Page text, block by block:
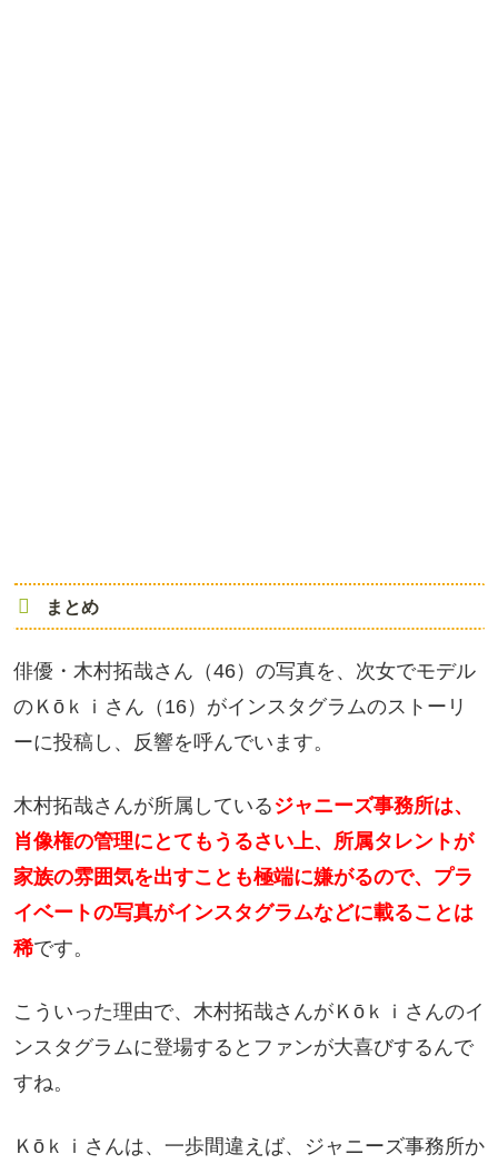
まとめ
俳優・木村拓哉さん（46）の写真を、次女でモデル
のＫōｋｉさん（16）がインスタグラムのストーリ
ーに投稿し、反響を呼んでいます。
木村拓哉さんが所属している ジャニーズ事務所は、
肖像権の管理にとてもうるさい上、所属タレントが
家族の雰囲気を出すことも極端に嫌がるので、プラ
イベートの写真がインスタグラムなどに載ることは
稀です。
こういった理由で、木村拓哉さんがＫōｋｉさんのイ
ンスタグラムに登場するとファンが大喜びするんで
すね。
Ｋōｋｉさんは、一歩間違えば、ジャニーズ事務所か